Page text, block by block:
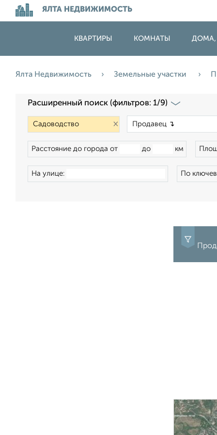
ЯЛТА НЕДВИЖИМОСТЬ
КВАРТИРЫ КОМНАТЫ ДОМА,
Ялта Недвижимость Земельные участки
Расширенный поиск (фильтров: 1/9)
×
Расстояние до города от до км
На улице: По